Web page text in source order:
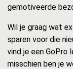
gemotiveerde
Wil je graag wat
sparen voor die
vind je een GoPro
misschien ben je